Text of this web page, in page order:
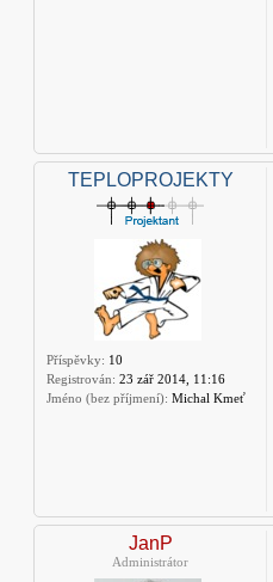
TEPLOPROJEKTY
Příspěvky: 10
Registrován: 23 zář 2014, 11:16
Jméno (bez příjmení): Michal Kmeť
JanP
Administrátor